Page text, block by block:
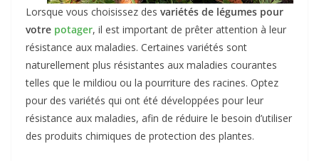
Lorsque vous choisissez des variétés de légumes pour
votre potager, il est important de prêter attention à leur
résistance aux maladies. Certaines variétés sont
naturellement plus résistantes aux maladies courantes
telles que le mildiou ou la pourriture des racines. Optez
pour des variétés qui ont été développées pour leur
résistance aux maladies, afin de réduire le besoin d’utiliser
des produits chimiques de protection des plantes.